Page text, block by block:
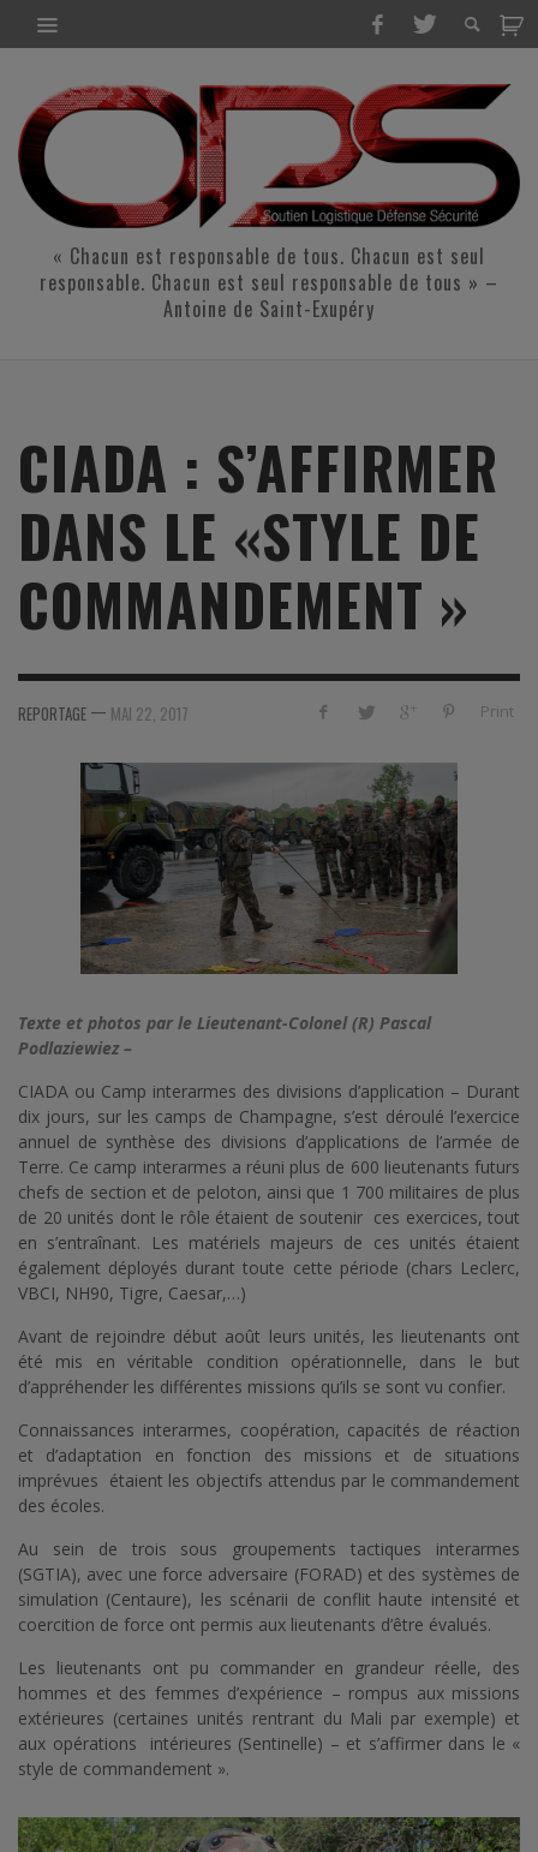
« Chacun est responsable de tous. Chacun est seul
responsable. Chacun est seul responsable de tous » –
Antoine de Saint-Exupéry
CIADA : S’AFFIRMER
DANS LE «STYLE DE
COMMANDEMENT »
Print
REPORTAGE — MAI 22, 2017
Texte et photos par le Lieutenant-Colonel (R) Pascal
Podlaziewiez –
CIADA ou Camp interarmes des divisions d’application – Durant
dix jours, sur les camps de Champagne, s’est déroulé l’exercice
annuel de synthèse des divisions d’applications de l’armée de
Terre. Ce camp interarmes a réuni plus de 600 lieutenants futurs
chefs de section et de peloton, ainsi que 1 700 militaires de plus
de 20 unités dont le rôle étaient de soutenir ces exercices, tout
en s’entraînant. Les matériels majeurs de ces unités étaient
également déployés durant toute cette période (chars Leclerc,
VBCI, NH90, Tigre, Caesar,…)
Avant de rejoindre début août leurs unités, les lieutenants ont
été mis en véritable condition opérationnelle, dans le but
d’appréhender les différentes missions qu’ils se sont vu confier.
Connaissances interarmes, coopération, capacités de réaction
et d’adaptation en fonction des missions et de situations
imprévues étaient les objectifs attendus par le commandement
des écoles.
Au sein de trois sous groupements tactiques interarmes
(SGTIA), avec une force adversaire (FORAD) et des systèmes de
simulation (Centaure), les scénarii de conflit haute intensité et
coercition de force ont permis aux lieutenants d’être évalués.
Les lieutenants ont pu commander en grandeur réelle, des
hommes et des femmes d’expérience – rompus aux missions
extérieures (certaines unités rentrant du Mali par exemple) et
aux opérations intérieures (Sentinelle) – et s’affirmer dans le «
style de commandement ».